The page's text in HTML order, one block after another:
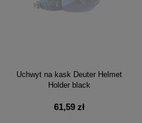
Uchwyt na kask Deuter Helmet
Holder black
61,59 zł